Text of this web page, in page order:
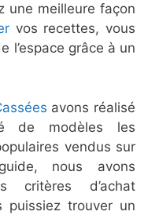
une meilleure façon
vos recettes, vous
l’espace grâce à un
avons réalisé
de modèles les
vendus sur
nous avons
critères d’achat
puissiez trouver un